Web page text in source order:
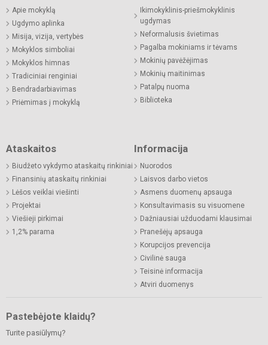
Apie mokyklą
Ugdymo aplinka
Misija, vizija, vertybės
Mokyklos simboliai
Mokyklos himnas
Tradiciniai renginiai
Bendradarbiavimas
Priėmimas į mokyklą
Ikimokyklinis-priešmokyklinis
ugdymas
Neformalusis švietimas
Pagalba mokiniams ir tėvams
Mokinių pavėžėjimas
Mokinių maitinimas
Patalpų nuoma
Biblioteka
Ataskaitos
Biudžeto vykdymo ataskaitų rinkiniai
Finansinių ataskaitų rinkiniai
Lėšos veiklai viešinti
Projektai
Viešieji pirkimai
1,2% parama
Informacija
Nuorodos
Laisvos darbo vietos
Asmens duomenų apsauga
Konsultavimasis su visuomene
Dažniausiai užduodami klausimai
Pranešėjų apsauga
Korupcijos prevencija
Civilinė sauga
Teisinė informacija
Atviri duomenys
Pastebėjote klaidų?
Turite pasiūlymų?